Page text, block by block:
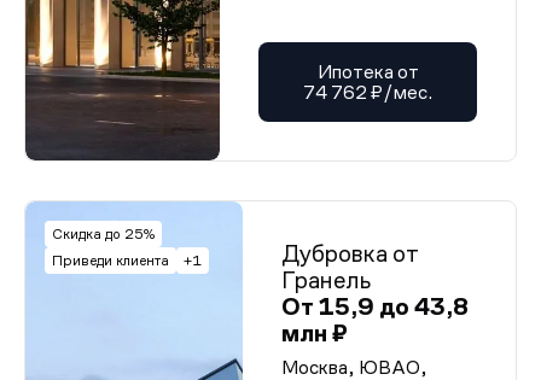
Ипотека от
74 762 ₽/мес.
Скидка до 25%
Приведи клиента
+1
Дубровка от
Гранель
От 15,9 до 43,8
млн ₽
Москва, ЮВАО,